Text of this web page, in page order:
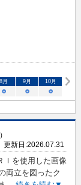
8月 9月 10月
○ ○ ○
更新日:2026.07.31
Ｉを使用した画像
両立を図ったク